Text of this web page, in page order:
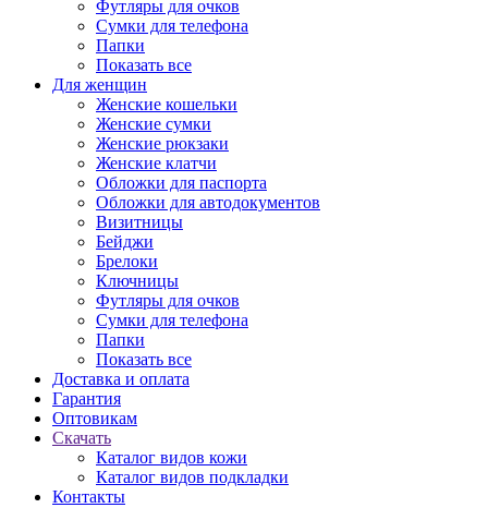
Футляры для очков
Сумки для телефона
Папки
Показать все
Для женщин
Женские кошельки
Женские сумки
Женские рюкзаки
Женские клатчи
Обложки для паспорта
Обложки для автодокументов
Визитницы
Бейджи
Брелоки
Ключницы
Футляры для очков
Сумки для телефона
Папки
Показать все
Доставка и оплата
Гарантия
Оптовикам
Скачать
Каталог видов кожи
Каталог видов подкладки
Контакты